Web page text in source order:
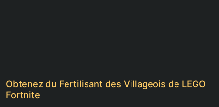
Obtenez du Fertilisant des Villageois de LEGO
Fortnite